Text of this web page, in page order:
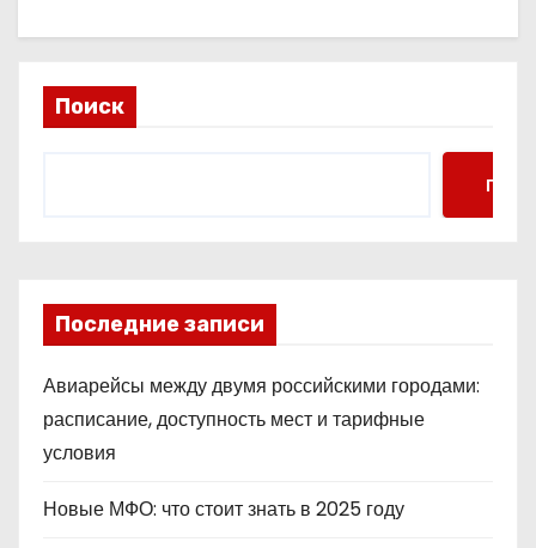
Поиск
Поиск
Последние записи
Авиарейсы между двумя российскими городами:
расписание, доступность мест и тарифные
условия
Новые МФО: что стоит знать в 2025 году